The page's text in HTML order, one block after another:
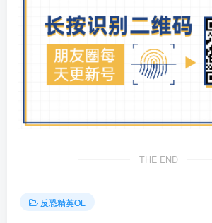
THE END
反恐精英OL